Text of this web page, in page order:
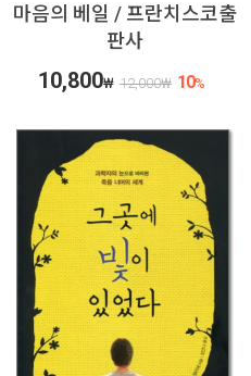
마음의 베일 / 프란치스코출
판사
10,800₩ 12,000₩ 10%